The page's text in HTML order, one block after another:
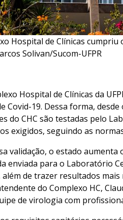
Hospital de Clínicas
Solivan/Sucom-UFPR
Hospital de Clínicas da
Covid-19. Dessa forma,
do CHC são testadas pelo
exigidos, seguindo as
validação, o estado
enviada para o Laboratório
além de trazer resultados
do Complexo HC,
de virologia com